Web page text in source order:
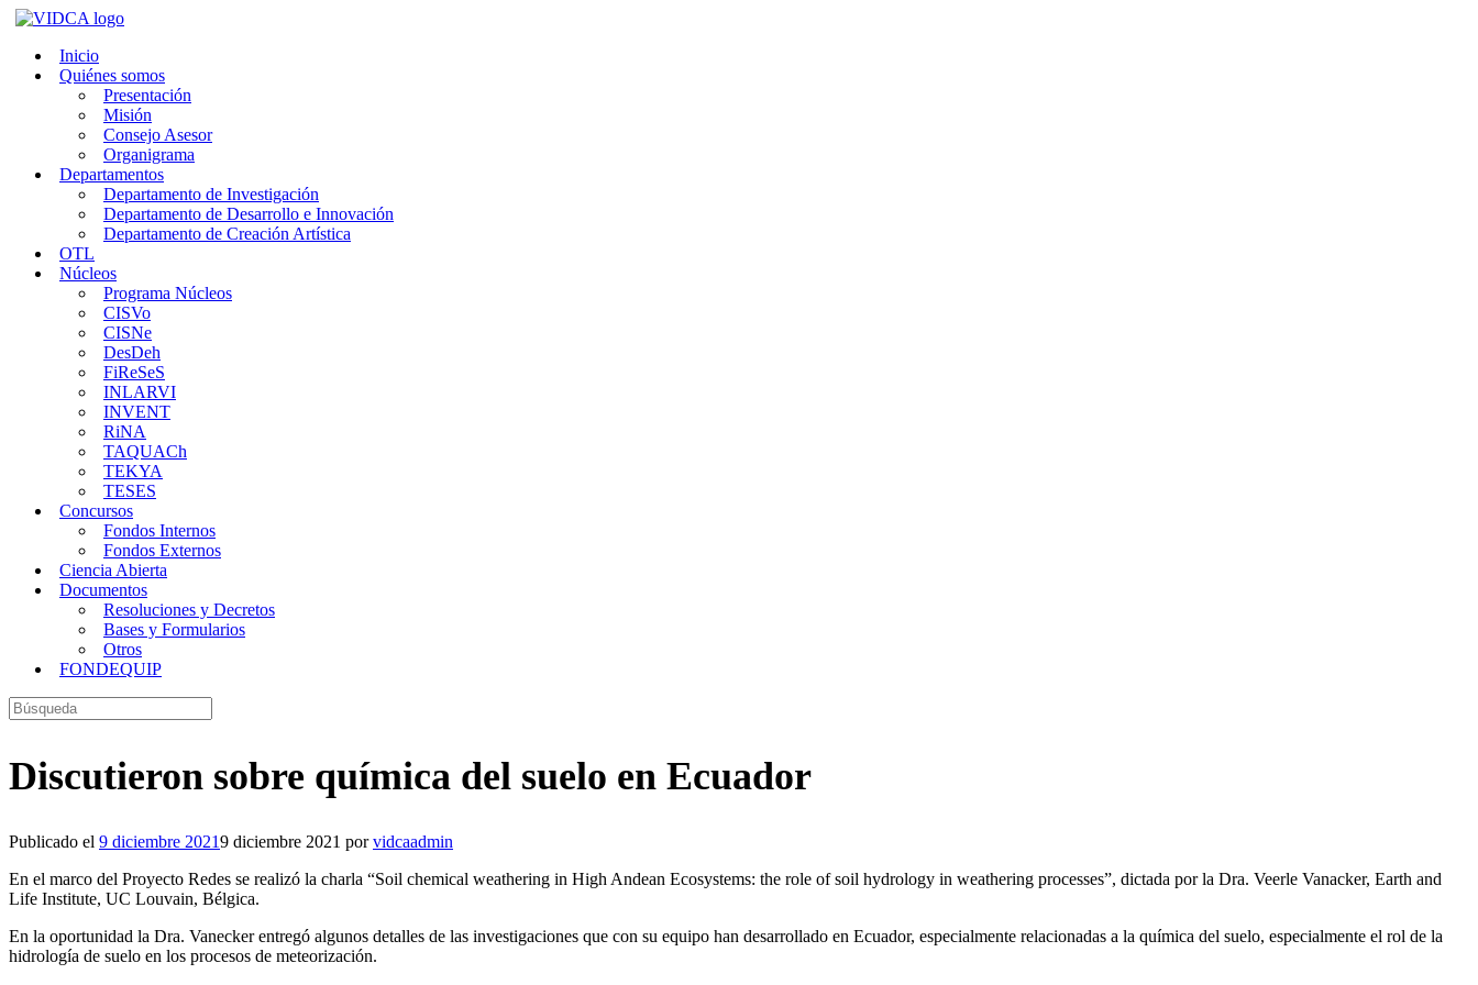
Saltar
contenidoInicio
Quiénes somos
Presentación
Misión
Consejo Asesor
Organigrama
Departamentos
Departamento de Investigación
Departamento de Desarrollo e Innovación
Departamento de Creación Artística
OTL
Núcleos
Programa Núcleos
CISVo
CISNe
DesDeh
FiReSeS
INLARVI
INVENT
RiNA
TAQUACh
TEKYA
TESES
Concursos
Fondos Internos
Fondos Externos
Ciencia Abierta
Documentos
Resoluciones y Decretos
Bases y Formularios
Otros
FONDEQUIP
Buscar:
Discutieron sobre química del suelo en Ecuador
Publicado el 9 diciembre 20219 diciembre 2021 porvidcaadmin
En el marco del Proyecto Redes se realizó la charla “Soil chemical weathering in High Andean Ecosystems: the role of soil hydrology in weathering processes”, dictada por la Dra. Veerle Vanacker, Earth and
Life Institute, UC Louvain, Bélgica.
En la oportunidad la Dra. Vanecker entregó algunos detalles de las investigaciones que con su equipo han desarrollado en Ecuador, especialmente relacionadas a la química del suelo, especialmente el rol de la
hidrología de suelo en los procesos de meteorización.